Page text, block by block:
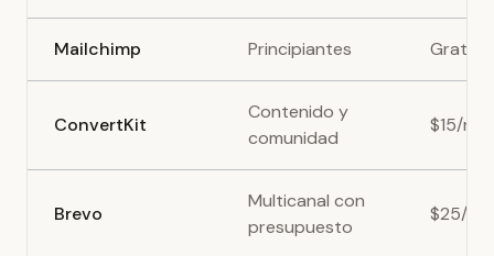
Mailchimp Principiantes Gratis
ConvertKit
Contenido y
comunidad
$15/
Brevo
Multicanal con
presupuesto
$25/